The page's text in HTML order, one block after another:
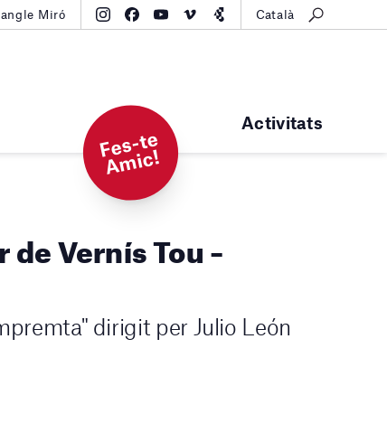
Activitats
Miró Català
F
e
s-t
e
A
mi
c!
Vernís Tou –
dirigit per Julio León